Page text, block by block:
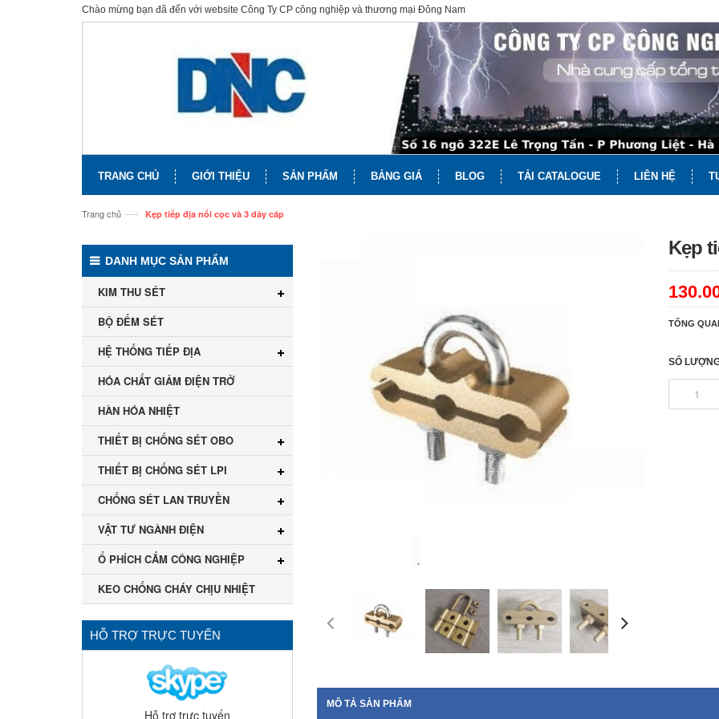
Chào mừng bạn đã đến với website Công Ty CP công nghiệp và thương mại Đông Nam
TRANG CHỦ GIỚI THIỆU SẢN PHẨM BẢNG GIÁ BLOG TẢI CATALOGUE LIÊN HỆ
Trang chủ —› Kẹp tiếp địa nối cọc và 3 dây cáp
Kẹp
TỔNG
SỐ
MÔ TẢ SẢN PHẨM
DANH MỤC SẢN PHẨM
KIM THU SÉT
BỘ ĐẾM SÉT
HỆ THỐNG TIẾP ĐỊA
HÓA CHẤT GIẢM ĐIỆN TRỞ
HÀN HÓA NHIỆT
THIẾT BỊ CHỐNG SÉT OBO
THIẾT BỊ CHỐNG SÉT LPI
CHỐNG SÉT LAN TRUYỀN
VẬT TƯ NGÀNH ĐIỆN
Ổ PHÍCH CẮM CÔNG NGHIỆP
KEO CHỐNG CHÁY CHỊU NHIỆT
HỖ TRỢ TRỰC TUYẾN
Hỗ trợ trực tuyến